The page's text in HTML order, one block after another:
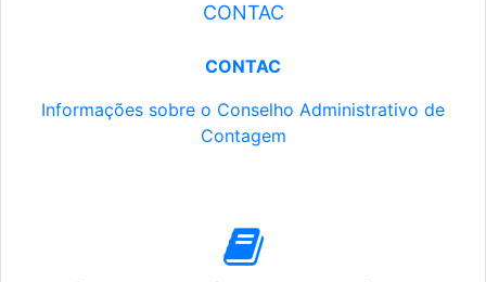
CONTAC
CONTAC
Informações sobre o Conselho Administrativo de
Contagem